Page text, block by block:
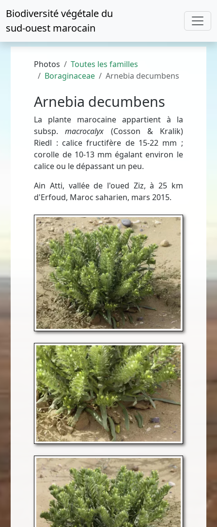
Biodiversité végétale du
sud-ouest marocain
Photos
Toutes les familles
Boraginaceae
Arnebia decumbens
Arnebia decumbens
La plante marocaine appartient à la
subsp.macrocalyx (Cosson & Kralik)
Riedl : calice fructifère de 15-22 mm ;
corolle de 10-13 mm égalant environ le
calice ou le dépassant un peu.
Ain Atti, vallée de l'oued Ziz, à 25 km
d'Erfoud, Maroc saharien, mars 2015.